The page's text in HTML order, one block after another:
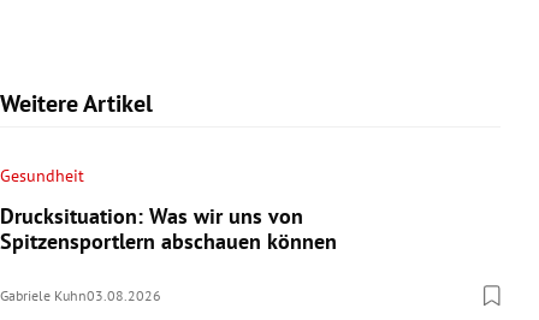
Weitere Artikel
Gesundheit
Drucksituation: Was wir uns von
Spitzensportlern abschauen können
Gabriele Kuhn03.08.2026